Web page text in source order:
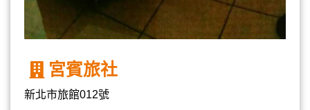
宮賓旅社
新北市旅館012號